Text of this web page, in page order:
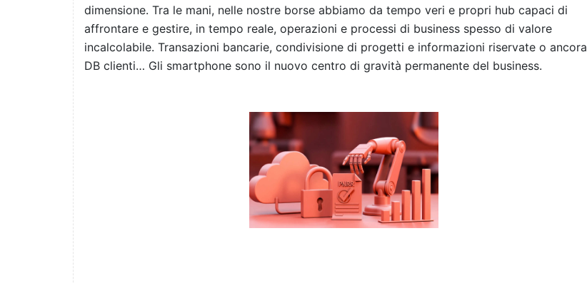
dimensione. Tra le mani, nelle nostre borse abbiamo da tempo veri e propri hub capaci di
affrontare e gestire, in tempo reale, operazioni e processi di business spesso di valore
incalcolabile. Transazioni bancarie, condivisione di progetti e informazioni riservate o ancora
DB clienti… Gli smartphone sono il nuovo centro di gravità permanente del business.